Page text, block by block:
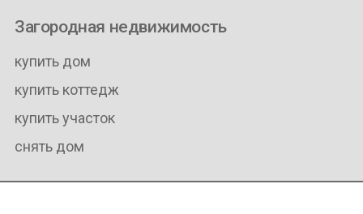
Загородная недвижимость
купить дом
купить коттедж
купить участок
снять дом